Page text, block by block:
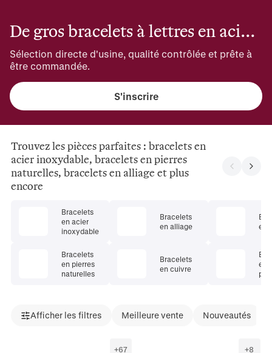
De gros bracelets à lettres en acier inoxydable
Sélection directe d'usine, qualité contrôlée et prête à
être commandée.
S'inscrire
Trouvez les pièces parfaites : bracelets en
acier inoxydable, bracelets en pierres
naturelles, bracelets en alliage et plus
encore
Bracelets
en acier
inoxydable
Bracelets
en pierres
naturelles
Bracelets
en alliage
Bracelets
en cuivre
en
en
Afficher les filtres Meilleure vente Nouveautés
+67 +8